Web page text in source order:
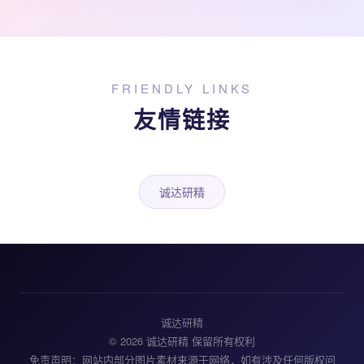
FRIENDLY LINKS
友情链接
诚达研精
诚达研精
© 2026 诚达研精 保留所有权利
免责声明：网站内部分图片素材来源于网络，如有涉及任何版权问